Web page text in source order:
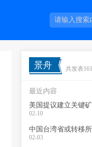
景舟 共发表
最近内容
美国提议建立关键
02-10
中国台湾省或转移
02-03